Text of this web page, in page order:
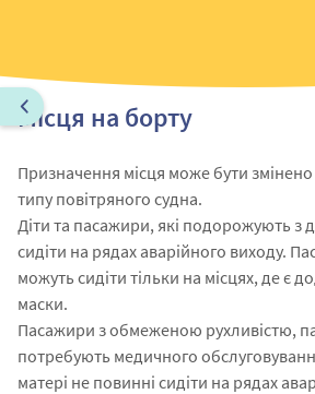
Місця на борту
Призначення місця може бути змінено
типу повітряного судна.
Діти та пасажири, які подорожують з
сидіти на рядах аварійного виходу.
можуть сидіти тільки на місцях, де є
маски.
Пасажири з обмеженою рухливістю,
потребують медичного
матері не повинні сидіти на рядах